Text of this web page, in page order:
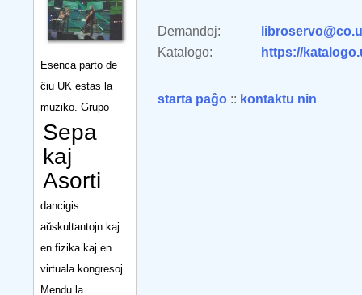
Esenca parto de
ĉiu UK estas la
muziko. Grupo
Sepa
kaj
Asorti
dancigis
aŭskultantojn kaj
en fizika kaj en
virtuala kongresoj.
Mendu la
Demandoj:
Katalogo:
https://
starta paĝo :: kontaktu nin